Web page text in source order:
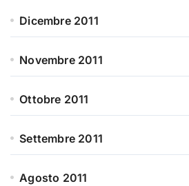
Dicembre 2011
Novembre 2011
Ottobre 2011
Settembre 2011
Agosto 2011